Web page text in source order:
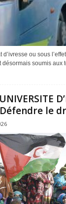
ou sous
soumis aux
Défendre le